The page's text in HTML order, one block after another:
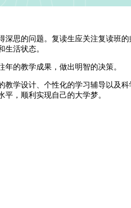
的问题。复读生应关注复读班
活状态。
的教学成果，做出明智的决策。
学设计、个性化的学习辅导以及
，顺利实现自己的大学梦。